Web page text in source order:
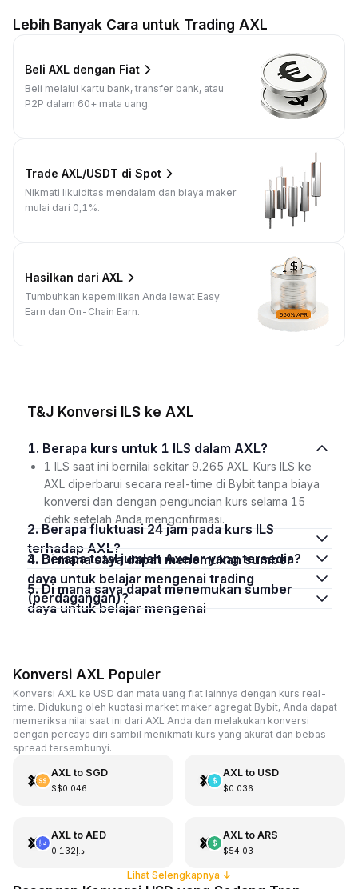
Lebih Banyak Cara untuk Trading AXL
Beli AXL dengan Fiat
Beli melalui kartu bank, transfer bank, atau
P2P dalam 60+ mata uang.
Trade AXL/USDT di Spot
Nikmati likuiditas mendalam dan biaya maker
mulai dari 0,1%.
Hasilkan dari AXL
Tumbuhkan kepemilikan Anda lewat Easy
Earn dan On-Chain Earn.
T&J Konversi ILS ke AXL
1. Berapa kurs untuk 1 ILS dalam AXL?
1 ILS saat ini bernilai sekitar 9.265 AXL. Kurs ILS ke
AXL diperbarui secara real-time di Bybit tanpa biaya
konversi dan dengan penguncian kurs selama 15
detik setelah Anda mengonfirmasi.
2. Berapa fluktuasi 24 jam pada kurs ILS
terhadap AXL?
3. Berapa total jumlah Axelar yang tersedia?
4. Di mana saya dapat menemukan sumber
daya untuk belajar mengenai trading
(perdagangan)?
5. Di mana saya dapat menemukan sumber
daya untuk belajar mengenai
Konversi AXL Populer
Konversi AXL ke USD dan mata uang fiat lainnya dengan kurs real-
time. Didukung oleh kuotasi market maker agregat Bybit, Anda dapat
memeriksa nilai saat ini dari AXL Anda dan melakukan konversi
dengan percaya diri sambil menikmati kurs yang akurat dan bebas
spread tersembunyi.
AXLto SGD
S$0.046
AXLto USD
$0.036
AXLto AED
د.إ0.132
AXLto ARS
$54.03
Lihat Selengkapnya ↓